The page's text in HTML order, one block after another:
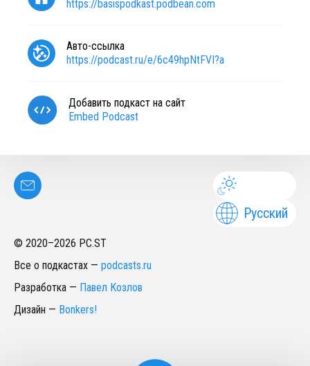
https://basispodkast.podbean.com
Авто-ссылка
https://podcast.ru/e/6c49hpNtFVI?a
Добавить подкаст на сайт
Embed Podcast
Русский
© 2020–2026 PC.ST
Все о подкастах — podcasts.ru
Разработка — Павел Козлов
Дизайн — Bonkers!